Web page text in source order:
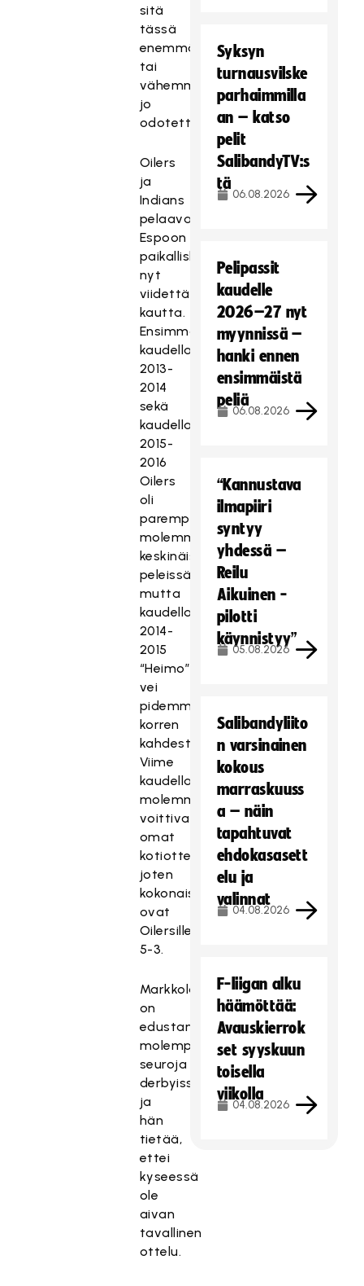
sitä
tässä
enemmän
tai
vähemmän
jo
odotettu.
Oilers
ja
Indians
pelaavat
Espoon
paikalliskahinoita
nyt
viidettä
kautta.
Ensimmäisellä
kaudella
2013-
2014
sekä
kaudella
2015-
2016
Oilers
oli
parempi
molemmissa
keskinäisissä
peleissä,
mutta
kaudella
2014-
2015
“Heimo”
vei
pidemmän
korren
kahdesti.
Viime
kaudella
molemmat
voittivat
omat
kotiottelunsa,
joten
kokonaisvoitot
ovat
Oilersille
5-3.
Markkola
on
edustanut
molempia
seuroja
derbyissä,
ja
hän
tietää,
ettei
kyseessä
ole
aivan
tavallinen
ottelu.
Syksyn
turnausvilske
parhaimmilla
an – katso
pelit
SalibandyTV:s
tä
06.08.2026
Pelipassit
kaudelle
2026–27 nyt
myynnissä –
hanki ennen
ensimmäistä
peliä
06.08.2026
“Kannustava
ilmapiiri
syntyy
yhdessä –
Reilu
Aikuinen -
pilotti
käynnistyy”
05.08.2026
Salibandyliito
n varsinainen
kokous
marraskuuss
a – näin
tapahtuvat
ehdokasasett
elu ja
valinnat
04.08.2026
F-liigan alku
häämöttää:
Avauskierrok
set syyskuun
toisella
viikolla
04.08.2026